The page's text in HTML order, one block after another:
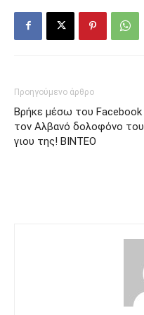
Προηγούμενο άρθρο
Βρήκε μέσω του Facebook
τον Αλβανό δολοφόνο του
γιου της! ΒΙΝΤΕΟ